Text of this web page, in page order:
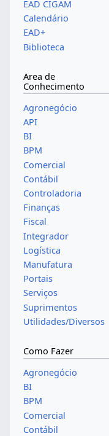
EAD CIGAM
Calendário
EAD+
Biblioteca
Area de
Conhecimento
Agronegócio
API
BI
BPM
Comercial
Contábil
Controladoria
Finanças
Fiscal
Integrador
Logística
Manufatura
Portais
Serviços
Suprimentos
Utilidades/Diversos
Como Fazer
Agronegócio
BI
BPM
Comercial
Contábil